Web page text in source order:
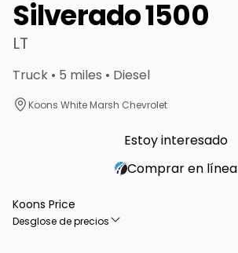
Silverado 1500
LT
Truck • 5 miles • Diesel
Koons White Marsh Chevrolet
Estoy interesado
Comprar en línea
Koons Price
Desglose de precios